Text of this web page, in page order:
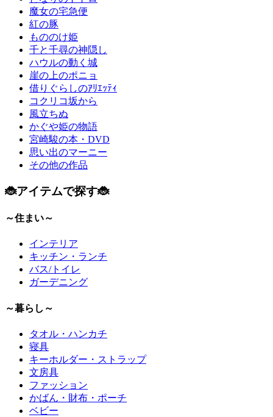
魔女の宅急便
紅の豚
もののけ姫
千と千尋の神隠し
ハウルの動く城
崖の上のポニョ
借りぐらしのｱﾘｴｯﾃｨ
コクリコ坂から
風立ちぬ
かぐや姫の物語
宮崎駿の本・DVD
思い出のマーニー
その他の作品
🐞アイテムで探す🐞
～住まい～
インテリア
キッチン・ランチ
バス/トイレ
ガーデニング
～暮らし～
タオル・ハンカチ
寝具
キーホルダー・ストラップ
文房具
ファッション
かばん・財布・ポーチ
ベビー